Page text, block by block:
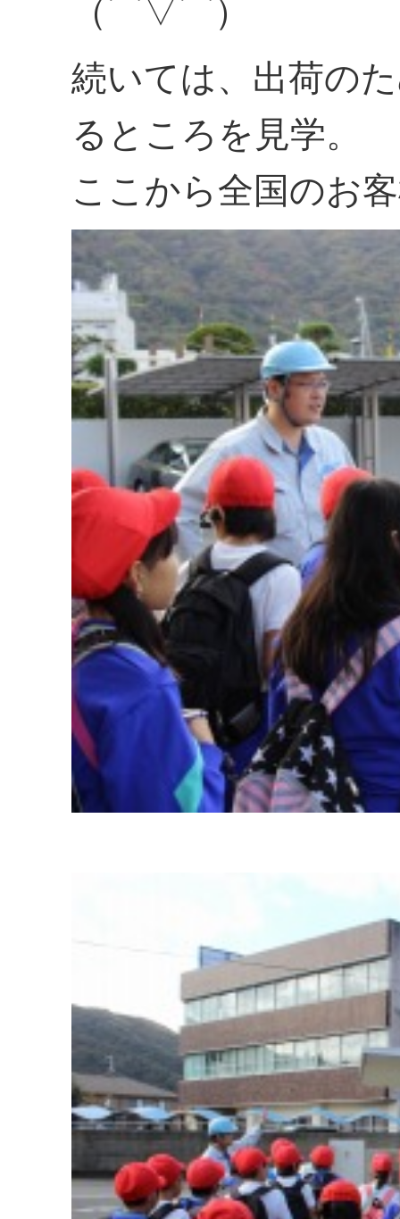
（⌒▽⌒）
続いては、出荷の
るところを見学。
ここから全国のお